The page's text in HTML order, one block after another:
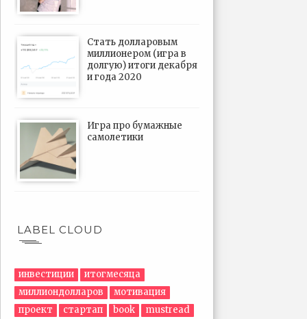
Стать долларовым
миллионером (игра в
долгую) итоги декабря
и года 2020
Игра про бумажные
самолетики
LABEL CLOUD
инвестиции
итогмесяца
миллиондолларов
мотивация
проект
стартап book mustread